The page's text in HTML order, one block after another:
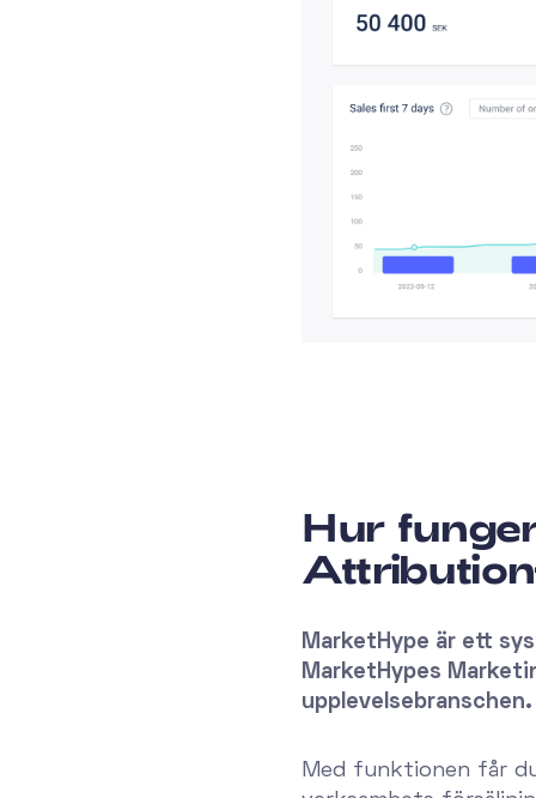
Hur
MarketHype är ett
MarketHypes
upplevelsebranschen.
Med funktionen får